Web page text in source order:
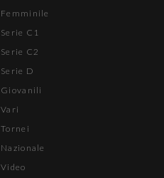
Femminile
Serie C1
Serie C2
Serie D
Giovanili
Vari
Tornei
Nazionale
Video